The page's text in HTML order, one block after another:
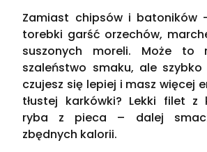
Zamiast chipsów i batoników
torebki garść orzechów,
suszonych moreli. Może to
szaleństwo smaku, ale szybko
czujesz się lepiej i masz więcej
tłustej karkówki? Lekki filet z
ryba z pieca – dalej
zbędnych kalorii.